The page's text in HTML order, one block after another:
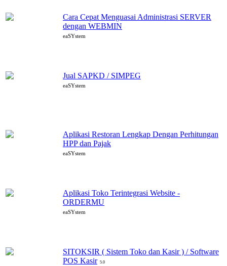
Cara Cepat Menguasai Administrasi SERVER
dengan WEBMIN
eaSYstem
Jual SAPKD / SIMPEG
eaSYstem
Aplikasi Restoran Lengkap Dengan Perhitungan
HPP dan Pajak
eaSYstem
Aplikasi Toko Terintegrasi Website -
ORDERMU
eaSYstem
SITOKSIR ( Sistem Toko dan Kasir ) / Software
POS Kasir 5.0